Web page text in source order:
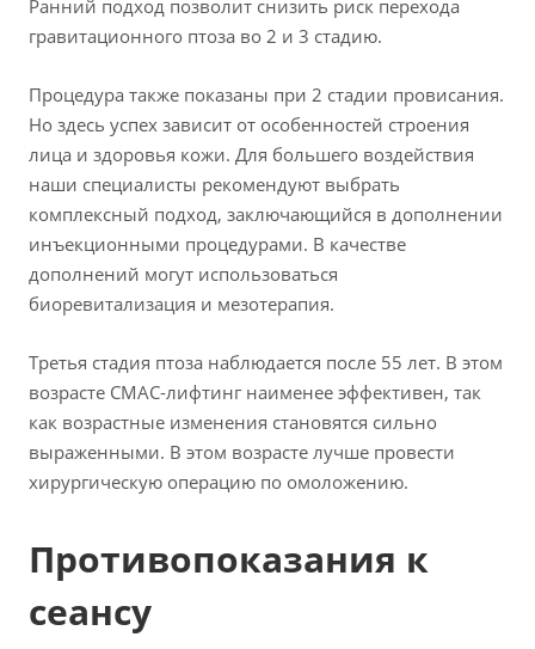
Ранний подход позволит снизить риск перехода
гравитационного птоза во 2 и 3 стадию.
Процедура также показаны при 2 стадии провисания.
Но здесь успех зависит от особенностей строения
лица и здоровья кожи. Для большего воздействия
наши специалисты рекомендуют выбрать
комплексный подход, заключающийся в дополнении
инъекционными процедурами. В качестве
дополнений могут использоваться
биоревитализация и мезотерапия.
Третья стадия птоза наблюдается после 55 лет. В этом
возрасте СМАС-лифтинг наименее эффективен, так
как возрастные изменения становятся сильно
выраженными. В этом возрасте лучше провести
хирургическую операцию по омоложению.
Противопоказания к
сеансу